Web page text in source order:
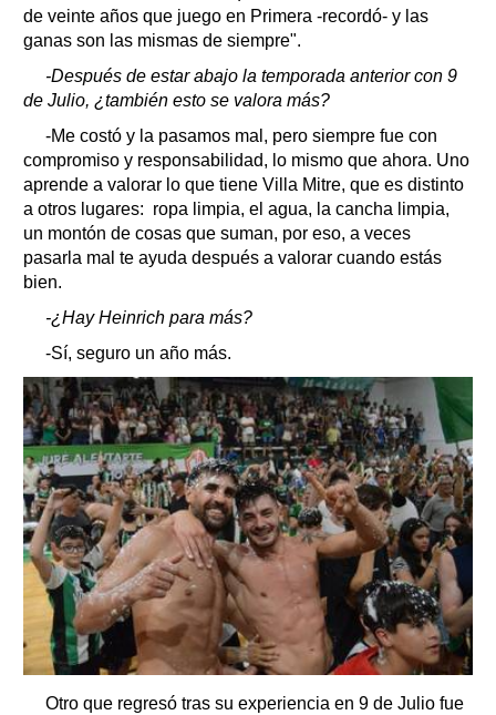
de veinte años que juego en Primera -recordó- y las
ganas son las mismas de siempre".
-Después de estar abajo la temporada anterior con 9
de Julio, ¿también esto se valora más?
-Me costó y la pasamos mal, pero siempre fue con
compromiso y responsabilidad, lo mismo que ahora. Uno
aprende a valorar lo que tiene Villa Mitre, que es distinto
a otros lugares: ropa limpia, el agua, la cancha limpia,
un montón de cosas que suman, por eso, a veces
pasarla mal te ayuda después a valorar cuando estás
bien.
-¿Hay Heinrich para más?
-Sí, seguro un año más.
Otro que regresó tras su experiencia en 9 de Julio fue